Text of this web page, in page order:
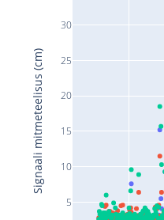
5
10
15
20
25
30
Signaali mitmeteelisus (cm)